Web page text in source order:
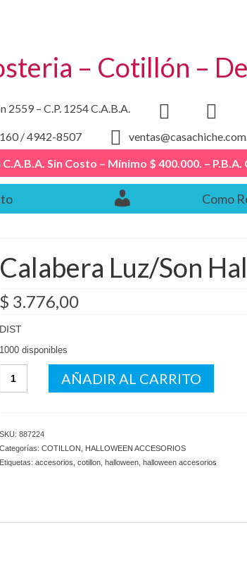
– Cotillón –
2559 – C.P. 1254 C.A.B.A.
/ 4942-8507
C.A.B.A. Sin Costo – Mínimo $ 400.000. – P.B.A.
Como
Calabera Luz/Son
$ 3.776,00
DIST
1000 disponibles
Luz/Son
AÑADIR AL CARRITO
SKU: 887224
Categorías: COTILLON
HALLOWEEN ACCESORIOS
Etiquetas: accesorios cotillon, halloween, halloween accesorios